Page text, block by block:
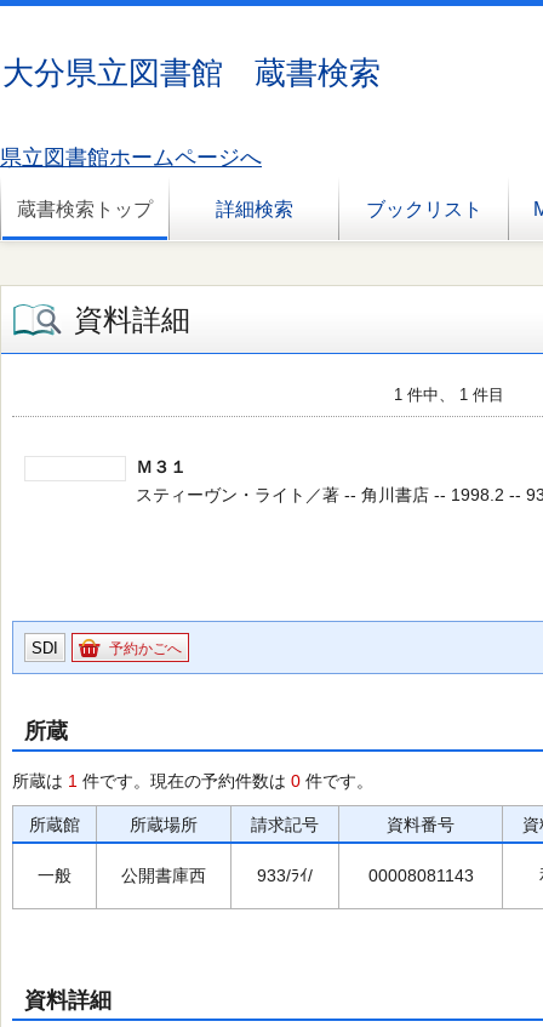
大分県立図書館 蔵書検索
県立図書館ホームページへ
蔵書検索トップ 詳細検索 ブックリスト
資料詳細
1 件中、 1 件目
Ｍ３１
スティーヴン・ライト／著 -- 角川書店 -- 1998.2 --
SDI 予約かごへ
所蔵
所蔵は 1 件です。現在の予約件数は 0 件です。
所蔵館 所蔵場所 請求記号 資料番号
一般 公開書庫西 933/ﾗｲ/ 00008081143
資料詳細